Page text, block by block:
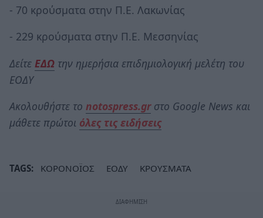
- 70 κρούσματα στην Π.Ε. Λακωνίας
- 229 κρούσματα στην Π.Ε. Μεσσηνίας
Δείτε ΕΔΩ την ημερήσια επιδημιολογική μελέτη του
ΕΟΔΥ
Ακολουθήστε το notospress.grστο Google News και
μάθετε πρώτοι όλες τις ειδήσεις
TAGS: ΚΟΡΟΝΟΪΟΣ ΕΟΔΥ ΚΡΟΥΣΜΑΤΑ